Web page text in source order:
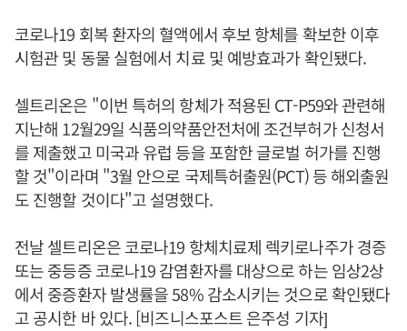
코로나19 회복 환자의 혈액에서 후보 항체를 확보한 이후
시험관 및 동물 실험에서 치료 및 예방효과가 확인됐다.
셀트리온은 "이번 특허의 항체가 적용된 CT-P59와 관련해
지난해 12월29일 식품의약품안전처에 조건부허가 신청서
를 제출했고 미국과 유럽 등을 포함한 글로벌 허가를 진행
할 것"이라며 "3월 안으로 국제특허출원(PCT) 등 해외출원
도 진행할 것이다"고 설명했다.
전날 셀트리온은 코로나19 항체치료제 렉키로나주가 경증
또는 중등증 코로나19 감염환자를 대상으로 하는 임상2상
에서 중증환자 발생률을 58% 감소시키는 것으로 확인됐다
고 공시한 바 있다. [비즈니스포스트 은주성 기자]